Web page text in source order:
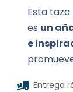
Esta
es un
e
Entrega